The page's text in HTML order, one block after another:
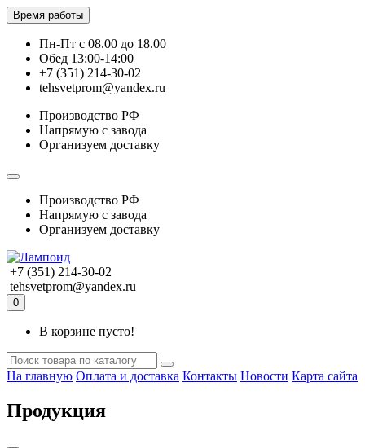
Время работы
Пн-Пт с 08.00 до 18.00
Обед 13:00-14:00
+7 (351) 214-30-02
tehsvetprom@yandex.ru
Производство РФ
Напрямую с завода
Организуем доставку
Производство РФ
Напрямую с завода
Организуем доставку
+7 (351) 214-30-02
tehsvetprom@yandex.ru
0
В корзине пусто!
На главную Оплата и доставка Контакты Новости Карта сайта
Продукция